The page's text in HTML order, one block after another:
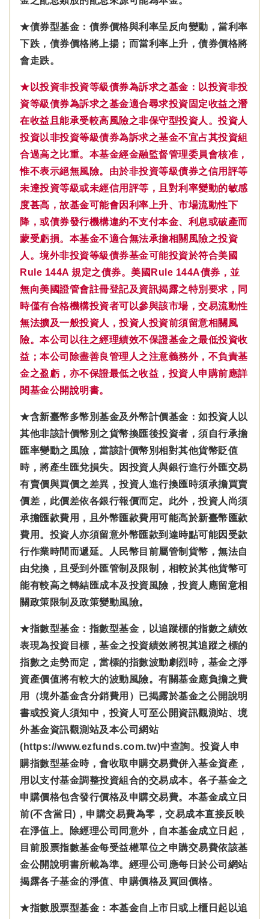
★債券型基金：債券價格與利率呈反向變動，當利率
下跌，債券價格將上揚；而當利率上升，債券價格將
會走跌。
★以投資非投資等級債券為訴求之基金：以投資非投
資等級債券為訴求之基金適合尋求投資固定收益之潛
在收益且能承受較高風險之非保守型投資人。投資人
投資以非投資等級債券為訴求之基金不宜占其投資組
合過高之比重。本基金經金融監督管理委員會核准，
惟不表示絕無風險。由於非投資等級債券之信用評等
未達投資等級或未經信用評等，且對利率變動的敏感
度甚高，故基金可能會因利率上升、市場流動性下
降，或債券發行機構違約不支付本金、利息或破產而
蒙受虧損。本基金不適合無法承擔相關風險之投資
人。境外非投資等級債券基金可能投資於符合美國
Rule 144A 規定之債券。美國Rule 144A債券，並
無向美國證管會註冊登記及資訊揭露之特別要求，同
時僅有合格機構投資者可以參與該市場，交易流動性
無法擴及一般投資人，投資人投資前須留意相關風
險。本公司以往之經理績效不保證基金之最低投資收
益；本公司除盡善良管理人之注意義務外，不負責基
金之盈虧，亦不保證最低之收益，投資人申購前應詳
閱基金公開說明書。
★含新臺幣多幣別基金及外幣計價基金：如投資人以
其他非該計價幣別之貨幣換匯後投資者，須自行承擔
匯率變動之風險，當該計價幣別相對其他貨幣貶值
時，將產生匯兌損失。因投資人與銀行進行外匯交易
有賣價與買價之差異，投資人進行換匯時須承擔買賣
價差，此價差依各銀行報價而定。此外，投資人尚須
承擔匯款費用，且外幣匯款費用可能高於新臺幣匯款
費用。投資人亦須留意外幣匯款到達時點可能因受款
行作業時間而遞延。人民幣目前屬管制貨幣，無法自
由兌換，且受到外匯管制及限制，相較於其他貨幣可
能有較高之轉結匯成本及投資風險，投資人應留意相
關政策限制及政策變動風險。
★指數型基金：指數型基金，以追蹤標的指數之績效
表現為投資目標，基金之投資績效將視其追蹤之標的
指數之走勢而定，當標的指數波動劇烈時，基金之淨
資產價值將有較大的波動風險。有關基金應負擔之費
用（境外基金含分銷費用）已揭露於基金之公開說明
書或投資人須知中，投資人可至公開資訊觀測站、境
外基金資訊觀測站及本公司網站
(https://www.ezfunds.com.tw)中查詢。投資人申
購指數型基金時，會收取申購交易費併入基金資產，
用以支付基金調整投資組合的交易成本。各子基金之
申購價格包含發行價格及申購交易費。本基金成立日
前(不含當日)，申購交易費為零，交易成本直接反映
在淨值上。除經理公司同意外，自本基金成立日起，
目前股票指數基金每受益權單位之申購交易費依該基
金公開說明書所載為準。經理公司應每日於公司網站
揭露各子基金的淨值、申購價格及買回價格。
★指數股票型基金：本基金自上市日或上櫃日起以追